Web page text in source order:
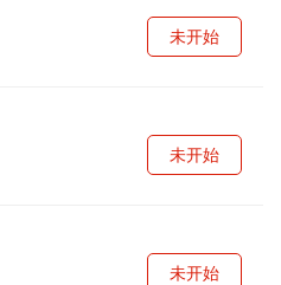
未开始
未开始
未开始